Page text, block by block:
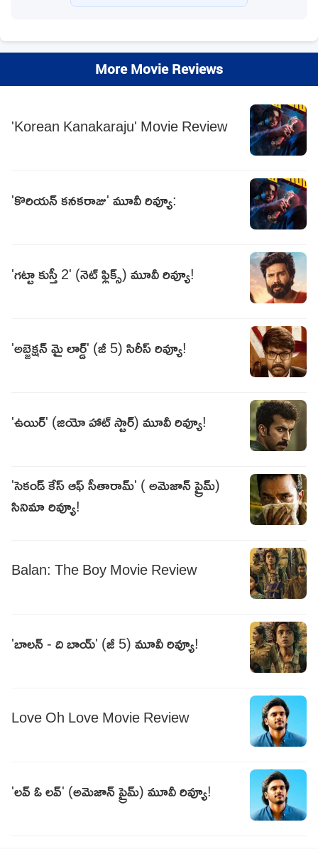
More Movie Reviews
'Korean Kanakaraju' Movie Review
'కొరియన్‌ కనకరాజు' మూవీ రివ్యూ:
'గట్టా కుస్తీ 2' (నెట్ ఫ్లిక్స్) మూవీ రివ్యూ!
'అబ్జెక్షన్ మై లార్డ్' (జీ 5) సిరీస్ రివ్యూ!
'ఉయిర్' (జియో హాట్ స్టార్) మూవీ రివ్యూ!
'సెకండ్ కేస్ ఆఫ్ సీతారామ్' ( అమెజాన్ ప్రైమ్)
సినిమా రివ్యూ!
Balan: The Boy Movie Review
'బాలన్ - ది బాయ్' (జీ 5) మూవీ రివ్యూ!
Love Oh Love Movie Review
'లవ్ ఓ లవ్' (అమెజాన్ ప్రైమ్) మూవీ రివ్యూ!